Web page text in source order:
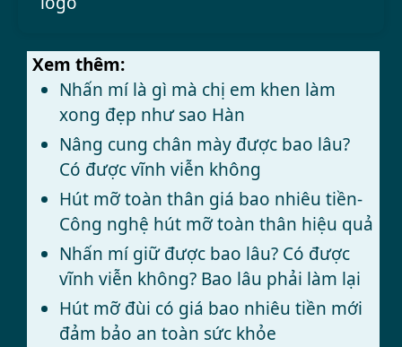
Xem thêm:
Nhấn mí là gì mà chị em khen làm
xong đẹp như sao Hàn
Nâng cung chân mày được bao lâu?
Có được vĩnh viễn không
Hút mỡ toàn thân giá bao nhiêu tiền-
Công nghệ hút mỡ toàn thân hiệu quả
Nhấn mí giữ được bao lâu? Có được
vĩnh viễn không? Bao lâu phải làm lại
Hút mỡ đùi có giá bao nhiêu tiền mới
đảm bảo an toàn sức khỏe